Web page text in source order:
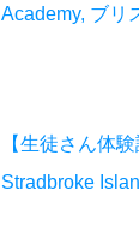
Academy, ブリ
【生徒さん体
Stradbroke